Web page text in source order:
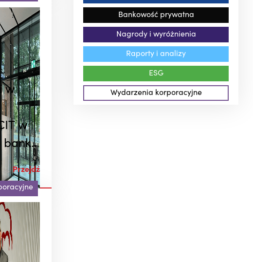
w
w
bank
Przejdź
Bankowość prywatna
Nagrody i wyróżnienia
Raporty i analizy
ESG
Wydarzenia korporacyjne